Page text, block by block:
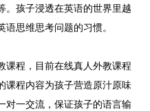
。孩子浸透在英语的世界里越
思维思考问题的习惯。
程，目前在线真人外教课程
课程内容为孩子营造原汁原味
对一交流，保证孩子的语言输